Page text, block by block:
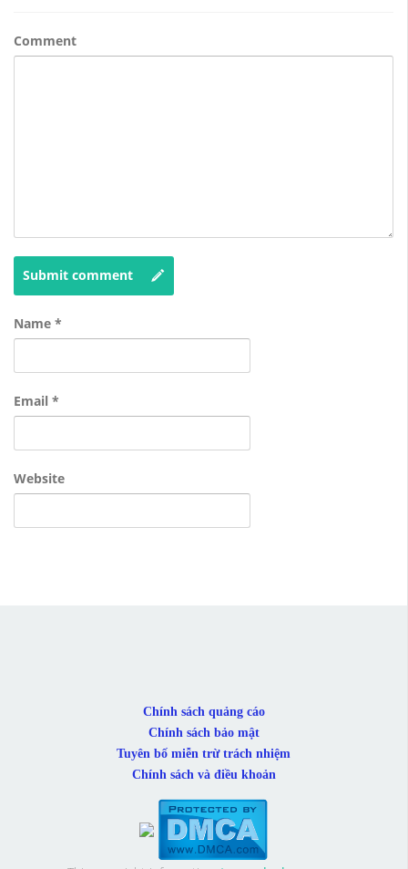
Comment
Submit comment
Name *
Email *
Website
Chính sách quảng cáo
Chính sách bảo mật
Tuyên bố miễn trừ trách nhiệm
Chính sách và điều khoản